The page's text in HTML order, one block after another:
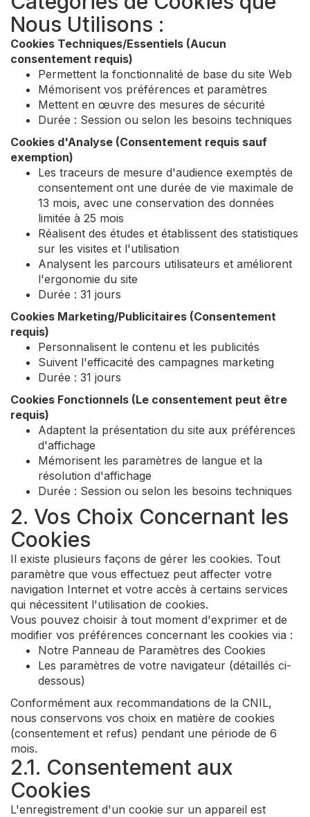
Nous Utilisons :
Cookies Techniques/Essentiels (Aucun
consentement requis)
Permettent la fonctionnalité de base du site Web
Mémorisent vos préférences et paramètres
Mettent en œuvre des mesures de sécurité
Durée : Session ou selon les besoins techniques
Cookies d'Analyse (Consentement requis sauf
exemption)
Les traceurs de mesure d'audience exemptés de
consentement ont une durée de vie maximale de
13 mois, avec une conservation des données
limitée à 25 mois
Réalisent des études et établissent des statistiques
sur les visites et l'utilisation
Analysent les parcours utilisateurs et améliorent
l'ergonomie du site
Durée : 31 jours
Cookies Marketing/Publicitaires (Consentement
requis)
Personnalisent le contenu et les publicités
Suivent l'efficacité des campagnes marketing
Durée : 31 jours
Cookies Fonctionnels (Le consentement peut être
requis)
Adaptent la présentation du site aux préférences
d'affichage
Mémorisent les paramètres de langue et la
résolution d'affichage
Durée : Session ou selon les besoins techniques
2. Vos Choix Concernant les
Cookies
Il existe plusieurs façons de gérer les cookies. Tout
paramètre que vous effectuez peut affecter votre
navigation Internet et votre accès à certains services
qui nécessitent l'utilisation de cookies.
Vous pouvez choisir à tout moment d'exprimer et de
modifier vos préférences concernant les cookies via :
Notre Panneau de Paramètres des Cookies
Les paramètres de votre navigateur (détaillés ci-
dessous)
Conformément aux recommandations de la CNIL,
nous conservons vos choix en matière de cookies
(consentement et refus) pendant une période de 6
mois.
2.1. Consentement aux
Cookies
L'enregistrement d'un cookie sur un appareil est